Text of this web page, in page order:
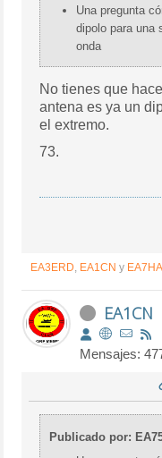
Una pregunta
dipolo para una
onda
No tienes que
antena es ya un
el extremo.
73.
EA3ERD, EA1CN y
EA1CN
Mensajes:
Publicado por: